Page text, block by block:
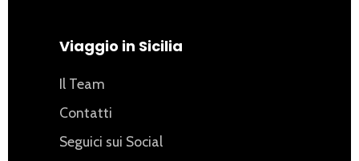
Viaggio in Sicilia
Il Team
Contatti
Seguici sui Social